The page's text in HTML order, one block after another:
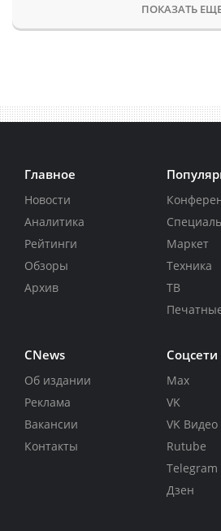
ПОКАЗАТЬ
Главное
Новости
Аналитика
Рейтинги
Обзоры
Архив
Маркет
Техника
ТВ
CNews
Об издании
Реклама
Вакансии
Контакты
Соцсети
Max
VK
VK Видео
Rutube
Telegram
Дзен